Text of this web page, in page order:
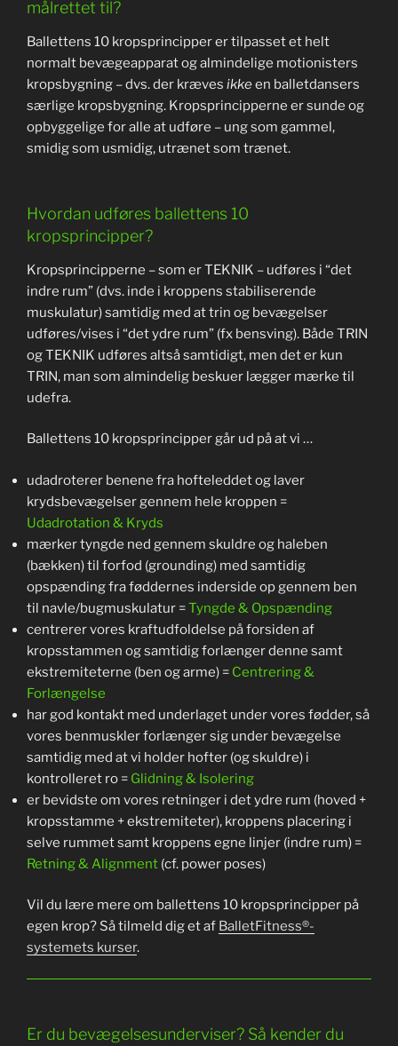
målrettet til?
Ballettens 10 kropsprincipper er tilpasset et helt
normalt bevægeapparat og almindelige motionisters
kropsbygning – dvs. der kræves ikkeen balletdansers
særlige kropsbygning. Kropsprincipperne er sunde og
opbyggelige for alle at udføre – ung som gammel,
smidig som usmidig, utrænet som trænet.
Hvordan udføres ballettens 10
kropsprincipper?
Kropsprincipperne – som er TEKNIK – udføres i “det
indre rum” (dvs. inde i kroppens stabiliserende
muskulatur) samtidig med at trin og bevægelser
udføres/vises i “det ydre rum” (fx bensving). Både TRIN
og TEKNIK udføres altså samtidigt, men det er kun
TRIN, man som almindelig beskuer lægger mærke til
udefra.
Ballettens 10 kropsprincipper går ud på at vi …
udadroterer benene fra hofteleddet og laver
krydsbevægelser gennem hele kroppen =
Udadrotation & Kryds
mærker tyngde ned gennem skuldre og haleben
(bækken) til forfod (grounding) med samtidig
opspænding fra føddernes inderside op gennem ben
til navle/bugmuskulatur =Tyngde & Opspænding
centrerer vores kraftudfoldelse på forsiden af
kropsstammen og samtidig forlænger denne samt
ekstremiteterne (ben og arme) = Centrering &
Forlængelse
har god kontakt med underlaget under vores fødder, så
vores benmuskler forlænger sig under bevægelse
samtidig med at vi holder hofter (og skuldre) i
kontrolleret ro = Glidning & Isolering
er bevidste om vores retninger i det ydre rum (hoved +
kropsstamme + ekstremiteter), kroppens placering i
selve rummet samt kroppens egne linjer (indre rum) =
Retning & Alignment (cf. power poses)
Vil du lære mere om ballettens 10 kropsprincipper på
egen krop? Så tilmeld dig et af BalletFitness®-
systemets kurser.
Er du bevægelsesunderviser? Så kender du